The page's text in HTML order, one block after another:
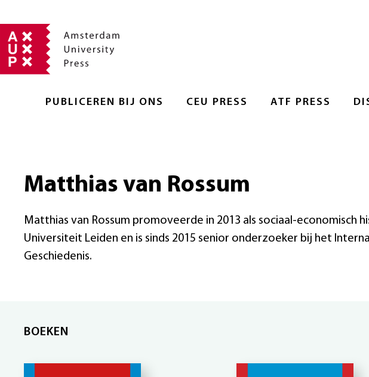
PUBLICEREN BIJ ONS CEU PRESS ATF PRESS
Matthias van Rossum
Matthias van Rossum promoveerde in 2013 als sociaal-economisch
Universiteit Leiden en is sinds 2015 senior onderzoeker bij het
Geschiedenis.
BOEKEN